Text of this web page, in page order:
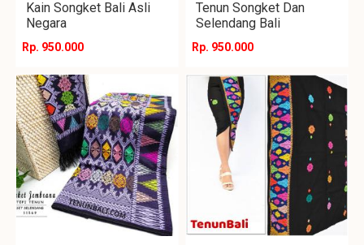
Kain Songket Bali Asli
Negara
Rp. 950.000
Tenun Songket Dan
Selendang Bali
Rp. 950.000